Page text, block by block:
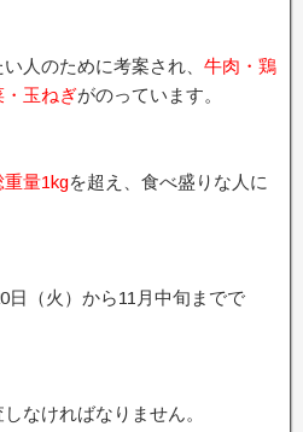
人のために考案され、 牛肉・鶏
・玉ねぎがのっています。
重量1kgを超え、食べ盛りな人に
日（火）から11月中旬までで
なければなりません。